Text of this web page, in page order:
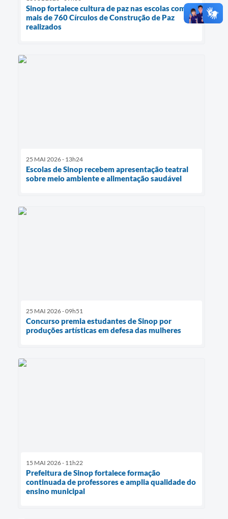
Sinop fortalece cultura de paz nas escolas com
mais de 760 Círculos de Construção de Paz
realizados
25 MAI 2026 - 13h24
Escolas de Sinop recebem apresentação teatral
sobre meio ambiente e alimentação saudável
25 MAI 2026 - 09h51
Concurso premia estudantes de Sinop por
produções artísticas em defesa das mulheres
15 MAI 2026 - 11h22
Prefeitura de Sinop fortalece formação
continuada de professores e amplia qualidade do
ensino municipal